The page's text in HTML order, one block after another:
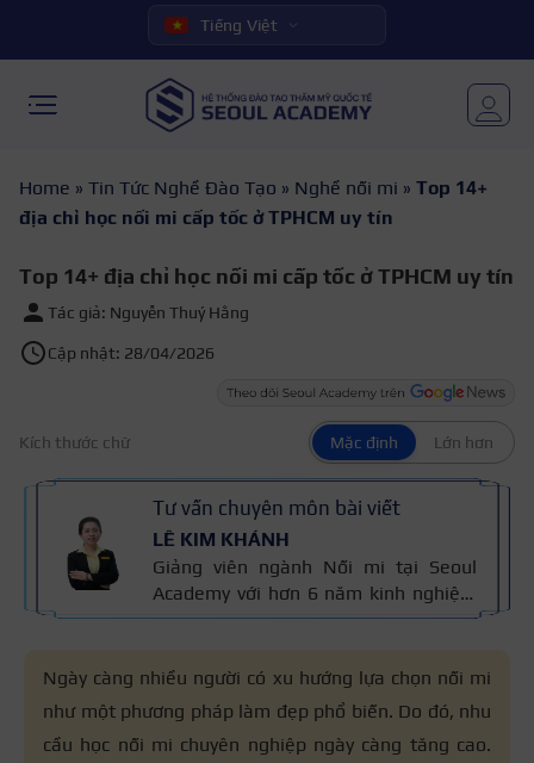
Tiếng Việt
Home » Tin Tức Nghề Đào Tạo » Nghề nối mi » Top 14+
địa chỉ học nối mi cấp tốc ở TPHCM uy tín
Top 14+ địa chỉ học nối mi cấp tốc ở TPHCM uy tín
Tác giả: Nguyễn Thuý Hằng
Cập nhật: 28/04/2026
Kích thước chữ Mặc định Lớn hơn
Tư vấn chuyên môn bài viết
LÊ KIM KHÁNH
Giảng viên ngành Nối mi tại Seoul
Academy với hơn 6 năm kinh nghiệm
trong lĩnh vực Nail & Mi. Cô là Giám
đạt Giải Nhì Bàn Tay Vàng toàn quốc
2022 (ngành Mi). Thông tin được kiểm
chứng qua kinh nghiệm đào tạo và
tiêu chuẩn kỹ thuật nối mi an toàn mà
Ngày càng nhiều người có xu hướng lựa chọn nối mi
như một phương pháp làm đẹp phổ biến. Do đó, nhu
cầu học nối mi chuyên nghiệp ngày càng tăng cao.